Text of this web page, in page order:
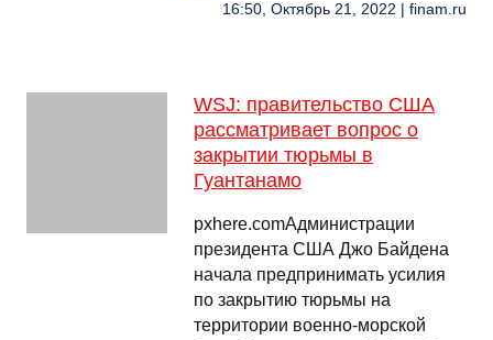
16:50, Октябрь 21, 2022 | finam.ru
WSJ: правительство США
рассматривает вопрос о
закрытии тюрьмы в
Гуантанамо
pxhere.comАдминистрации
президента США Джо Байдена
начала предпринимать усилия
по закрытию тюрьмы на
территории военно-морской